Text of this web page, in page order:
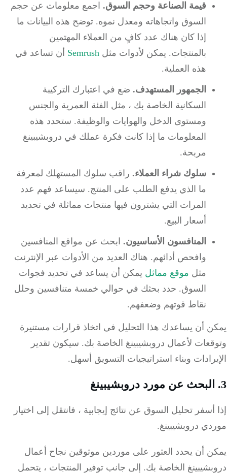
قيمة الصناعة وحجم السوق.اجمع معلومات عن حجم
السوق واتجاهاته ومعدل نموه.توضح هذه البيانات ما
إذا كان هناك عدد كافٍ من العملاء المهتمين
بالمنتجات.يمكن لأدوات مثلSemrushأن تساعد في
هذه العملية.
الجمهور المستهدف.ضع في اعتبارك التركيبة
السكانية الخاصة بك ، مثل الفئة العمرية والجنس
ومستوى الدخل والهوايات والوظيفة.ستحدد هذه
المعلومات ما إذا كانت فكرة عملك في دروبشيبينغ
مربحة.
سلوك شراء العملاء.راقب سلوك المستهلك لمعرفة
ما الذي يدفع الطلب على المنتج.سيساعد فهم عدد
المرات التي يشترون فيها منتجات مماثلة في تحديد
أسعار البيع.
المنافسون الأساسيون.ابحث عن مواقع المنافسين
وافحص أدائهم.هناك العديد من الأدوات عبر الإنترنت
مثلموقع مماثليمكن أن يساعد في تحديد فجوات
السوق.حدد بحثك في حوالي خمسة متنافسين وحلل
نقاط قوتهم وضعفهم.
أن يساعدك هذا التحليل في اتخاذ قرارات مستنيرة
لأعمال دروبشيبينغ الخاصة بك.سيكون تقدير
وبناء استراتيجيات التسويق أسهل.
أسفر تحليل السوق عن نتائج إيجابية ، فانتقل إلى اختيار
دروبشيبينغ.
أن يحدد العثور على موردين موثوقين نجاح أعمال
الخاصة بك.إلى جانب توفير المنتجات ، يتحمل